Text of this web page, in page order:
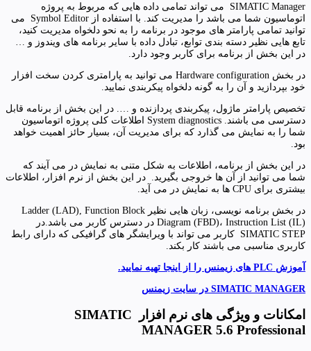
SIMATIC Manager می تواند تمامی داده هایی که مربوط به پروژه
اتوماسیون شما می باشد را مدیریت کند. با استفاده از Symbol Editor می
توانید تمامی پارامتر های موجود در برنامه را به نحو دلخواه مدیریت کنید،
تابع هایی نظیر دسته بندی توابع، تبادل داده با سایر برنامه های ویندوز و …
در این بخش از برنامه برای کاربر وجود دارد.
در بخش Hardware configuration می توانید به پارامتری کردن سخت افزار
خود بپردازید و آن را به گونه دلخواه پیکربندی نمایید.
تخصیص پارامتر ماژول، پیکربندی پردازنده و …. در این بخش از برنامه قابل
دسترسی می باشند. System diagnostics اطلاعات کلی پروژه اتوماسیون
شما را به نمایش می گذارد که برای مدیریت آن، بسیار حائز اهمیت خواهد
بود.
در این بخش از برنامه، اطلاعات به شکل متنی به نمایش در می آیند که
شما می توانید از آن ها خروجی بگیرید. در این بخش از نرم افزار، اطلاعات
بیشتری برای CPU ها به نمایش در می آید.
در بخش برنامه نویسی، زبان هایی نظیر Ladder (LAD), Function Block
Diagram (FBD)، Instruction List (IL) در دسترس کاربر می باشد.در
SIMATIC STEP کاربر می تواند با ویرایشگر های گرافیکی که دارای رابط
کاربری مناسبی می باشند کار بکند.
آموزش PLC های زیمنس را از اینجا تهیه نمایید.
SIMATIC MANAGER در سایت زیمنس
امکانات و ویژگی های نرم افزار SIMATIC
MANAGER 5.6 Professional